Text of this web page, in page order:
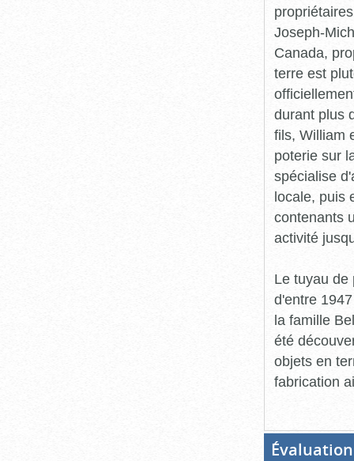
Joseph-
Canada,
terre est
durant plus
fils, William
poterie sur
spécialise
locale, puis
contenants
activité
Le tuyau de
d'entre
la famille
été
objets en
fabrication